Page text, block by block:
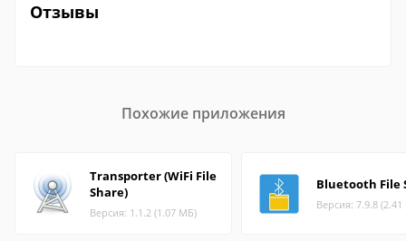
Отзывы
Похожие приложения
Transporter (WiFi File
Share)
Версия: 1.1.2 (1.07 МБ)
Bluetooth File
Версия: 7.9.8